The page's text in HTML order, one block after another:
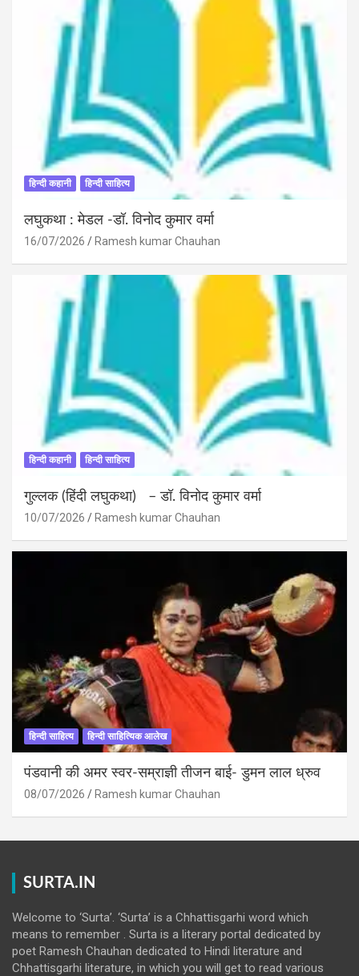
हिन्दी कहानी हिन्दी साहित्य
लघुकथा : मेडल -डॉ. विनोद कुमार वर्मा
16/07/2026 Ramesh kumar Chauhan
हिन्दी कहानी हिन्दी साहित्य
गुल्लक (हिंदी लघुकथा) – डॉ. विनोद कुमार वर्मा
10/07/2026 Ramesh kumar Chauhan
हिन्दी साहित्य हिन्दी साहित्यिक आलेख
पंडवानी की अमर स्वर-सम्राज्ञी तीजन बाई- डुमन लाल ध्रुव
08/07/2026 Ramesh kumar Chauhan
SURTA.IN
Welcome to ‘Surta’. ‘Surta’ is a Chhattisgarhi word which
means to remember . Surta is a literary portal dedicated by
poet Ramesh Chauhan dedicated to Hindi literature and
Chhattisgarhi literature, in which you will get to read various